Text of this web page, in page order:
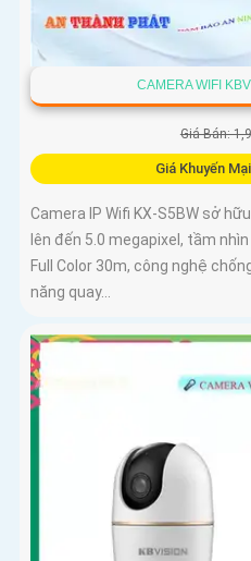
CAMERA WIFI
Giá Bán:
Giá Khuyến
Camera IP Wifi KX-S5BW sở
lên đến 5.0 megapixel, tầm
Full Color 30m, công nghệ
năng quay...